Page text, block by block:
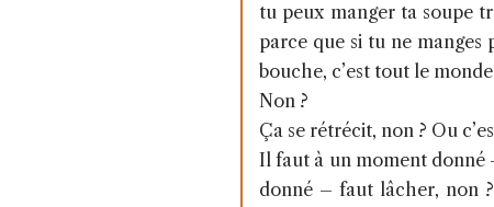
tu peux manger ta soupe
parce que si tu ne manges
bouche, c’est tout le
Non ?
Ça se rétrécit, non ? Ou
Il faut à un moment donné
donné – faut lâcher, non